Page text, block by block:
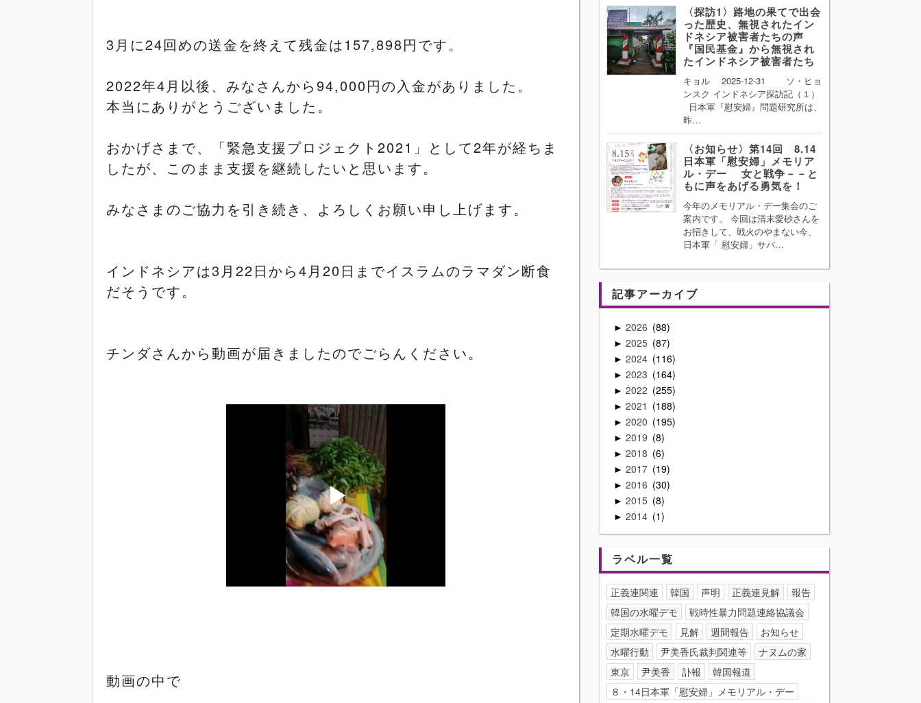
3 月に24回めの送金を終えて残金は157,898円です。
2022年4月以後、みなさんから94,000円の入金がありました。
本当にありがとうございました。
おかげさまで、「緊急支援プロジェクト2021 」として2年が経ちま
したが、このまま支援を継続したいと思います。
みなさまのご協力を引き続き、よろしくお願い申し上げます。
インドネシアは3 月22日から4月20 日までイスラムのラマダン断食
だそうです。
チンダさんから動画が届きましたのでごらんください。
動画の中で
〈探訪1〉路地の果てで出会
った歴史、無視されたイン
ドネシア被害者たちの声
『国民基金』から無視され
たインドネシア被害者たち
キョル 2025-12-31 ソ・ヒョ
ンスク インドネシア探訪記（１）
日本軍『慰安婦』問題研究所は、
昨…
〈お知らせ〉第14回 8.14
日本軍「慰安婦」メモリア
ル・デー 女と戦争－－と
もに声をあげる勇気を！
今年のメモリアル・デー集会のご
案内です。 今回は清末愛砂さんを
お招きして、戦火のやまない今、
日本軍「 慰安婦」サバ…
記事アーカイブ
► 2026 88
► 2025 87
► 2024 116
► 2023 164
► 2022 255
► 2021 188
► 2020 195
► 2019 8
► 2018 6
► 2017 19
► 2016 30
► 2015 8
► 2014 1
ラベル一覧
正義連関連 韓国 声明 正義連見解
報告
韓国の水曜デモ
戦時性暴力問題連絡協議会
定期水曜デモ
見解 週間報告
お知らせ
水曜行動
尹美香氏裁判関連等
ナヌムの家
東京
尹美香 訃報
韓国報道
８・14日本軍「慰安婦」メモリアル・デー